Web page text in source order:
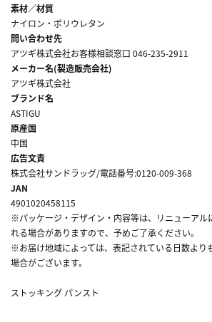
素材／材質
ナイロン・ポリウレタン
問い合わせ先
アツギ株式会社お客様相談窓口 046-235-2911
メーカー名(製造販売会社)
アツギ株式会社
ブランド名
ASTIGU
原産国
中国
広告文責
株式会社サンドラッグ/電話番号:0120-009-368
JAN
4901020458115
※パッケージ・デザイン・内容等は、リニューアル
れる場合がありますので、予めご了承ください。
※お届け地域によっては、表記されている日数より
場合がございます。
ストッキング パンスト